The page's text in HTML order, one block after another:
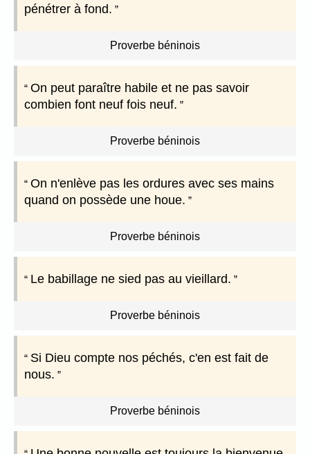
pénétrer à fond.
Proverbe béninois
On peut paraître habile et ne pas savoir
combien font neuf fois neuf.
Proverbe béninois
On n'enlève pas les ordures avec ses mains
quand on possède une houe.
Proverbe béninois
Le babillage ne sied pas au vieillard.
Proverbe béninois
Si Dieu compte nos péchés, c'en est fait de
nous.
Proverbe béninois